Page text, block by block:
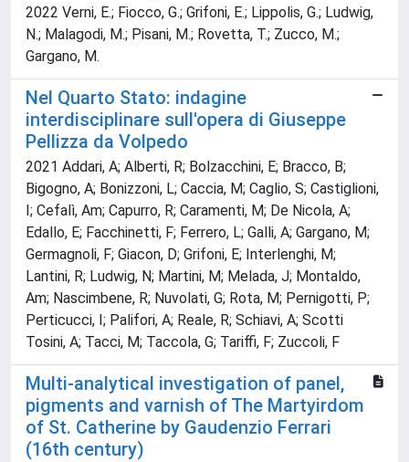
2022 Verni, E.; Fiocco, G.; Grifoni, E.; Lippolis, G.; Ludwig,
N.; Malagodi, M.; Pisani, M.; Rovetta, T.; Zucco, M.;
Gargano, M.
Nel Quarto Stato: indagine
interdisciplinare sull'opera di Giuseppe
Pellizza da Volpedo
2021 Addari, A; Alberti, R; Bolzacchini, E; Bracco, B;
Bigogno, A; Bonizzoni, L; Caccia, M; Caglio, S; Castiglioni,
I; Cefalì, Am; Capurro, R; Caramenti, M; De Nicola, A;
Edallo, E; Facchinetti, F; Ferrero, L; Galli, A; Gargano, M;
Germagnoli, F; Giacon, D; Grifoni, E; Interlenghi, M;
Lantini, R; Ludwig, N; Martini, M; Melada, J; Montaldo,
Am; Nascimbene, R; Nuvolati, G; Rota, M; Pernigotti, P;
Perticucci, I; Palifori, A; Reale, R; Schiavi, A; Scotti
Tosini, A; Tacci, M; Taccola, G; Tariffi, F; Zuccoli, F
Multi-analytical investigation of panel,
pigments and varnish of The Martyirdom
of St. Catherine by Gaudenzio Ferrari
(16th century)